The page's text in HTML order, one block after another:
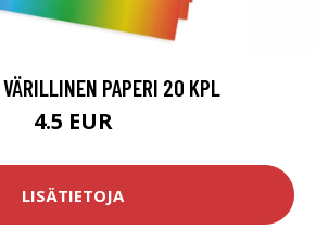
PAPERI 20 KPL
4.5 EUR
LISÄTIETOJA